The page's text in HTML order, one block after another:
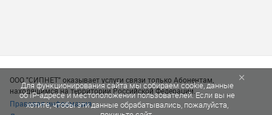
ООО "СИПНЕТ" оказывает услуги связи только Абонентам,
находящимся на территории Российской Федерации.
Правовая информация
Для функционирования сайта мы собираем cookie, данные
об IP-адресе и местоположении пользователей. Если вы не
хотите, чтобы эти данные обрабатывались, пожалуйста,
×